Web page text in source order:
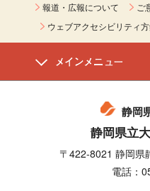
報道・広報について ご
ウェブアクセシビリティ
静岡
静岡県立
〒422-8021 静岡
電話：